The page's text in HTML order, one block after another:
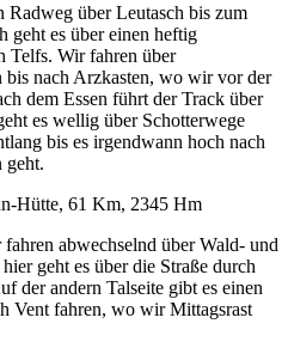
über Leutasch bis zum
geht es über einen heftig
Telfs. Wir fahren über
bis nach Arzkasten, wo wir vor der
dem Essen führt der Track über
es wellig über Schotterwege
bis es irgendwann hoch nach
geht.
Hütte, 61 Km, 2345 Hm
abwechselnd über Wald- und
geht es über die Straße durch
der andern Talseite gibt es einen
Vent fahren, wo wir Mittagsrast